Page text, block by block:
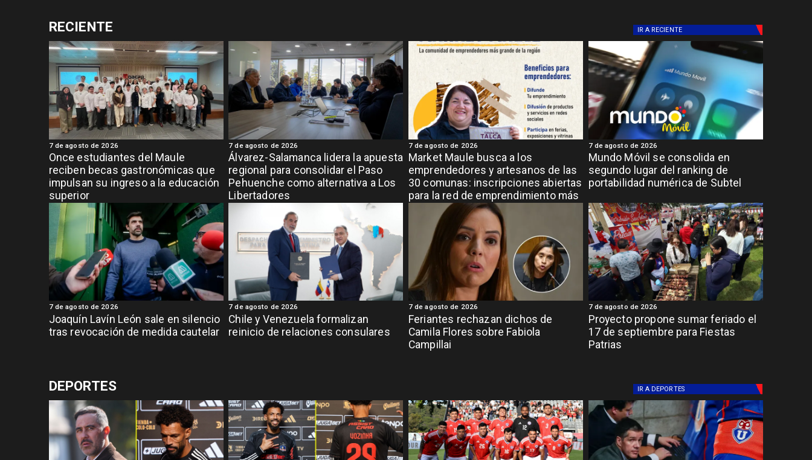
RECIENTE IR A RECIENTE
Once estudiantes del Maule
reciben becas gastronómicas que
impulsan su ingreso a la educación
superior
7 de agosto de 2026
Álvarez-Salamanca lidera la apuesta
regional para consolidar el Paso
Pehuenche como alternativa a Los
Libertadores
7 de agosto de 2026
Market Maule busca a los
emprendedores y artesanos de las
30 comunas: inscripciones abiertas
para la red de emprendimiento más
grande de la región
7 de agosto de 2026
Mundo Móvil se consolida en
segundo lugar del ranking de
portabilidad numérica de Subtel
7 de agosto de 2026
Joaquín Lavín León sale en silencio
tras revocación de medida cautelar
7 de agosto de 2026
Chile y Venezuela formalizan
reinicio de relaciones consulares
7 de agosto de 2026
Feriantes rechazan dichos de
Camila Flores sobre Fabiola
Campillai
7 de agosto de 2026
Proyecto propone sumar feriado el
17 de septiembre para Fiestas
Patrias
7 de agosto de 2026
DEPORTES IR A DEPORTES